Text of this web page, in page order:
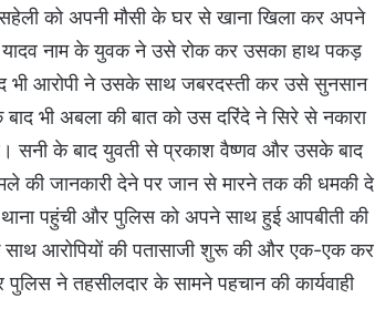
को अपनी मौसी के घर से खाना खिला कर अपने
यादव नाम के युवक ने उसे रोक कर उसका हाथ पकड़
भी आरोपी ने उसके साथ जबरदस्ती कर उसे सुनसान
भी अबला की बात को उस दरिंदे ने सिरे से नकारा
सनी के बाद युवती से प्रकाश वैष्णव और उसके बाद
की जानकारी देने पर जान से मारने तक की धमकी दे
पहुंची और पुलिस को अपने साथ हुई आपबीती की
साथ आरोपियों की पतासाजी शुरू की और एक-एक कर
ने तहसीलदार के सामने पहचान की कार्यवाही